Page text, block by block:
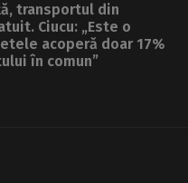
transportul din
Ciucu: „Este o
acoperă doar 17%
în comun”